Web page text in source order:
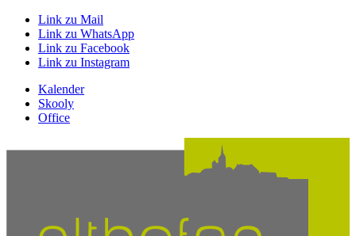
Link zu Mail
Link zu WhatsApp
Link zu Facebook
Link zu Instagram
Kalender
Skooly
Office